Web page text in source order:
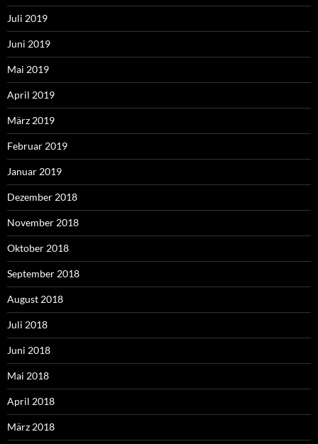
Juli 2019
Juni 2019
Mai 2019
April 2019
März 2019
Februar 2019
Januar 2019
Dezember 2018
November 2018
Oktober 2018
September 2018
August 2018
Juli 2018
Juni 2018
Mai 2018
April 2018
März 2018